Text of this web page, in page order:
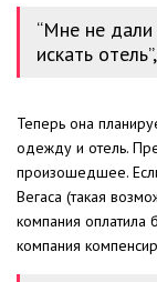
“Мне не дали
искать
Теперь она
одежду и отель.
произошедшее.
Вегаса (такая
компания оплатила
компания